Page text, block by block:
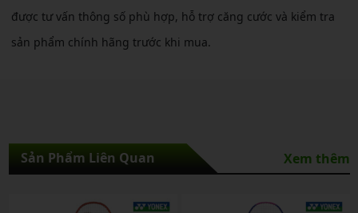
được tư vấn thông số phù hợp, hỗ trợ căng cước và kiểm tra
sản phẩm chính hãng trước khi mua.
Sản Phẩm Liên Quan Xem thêm